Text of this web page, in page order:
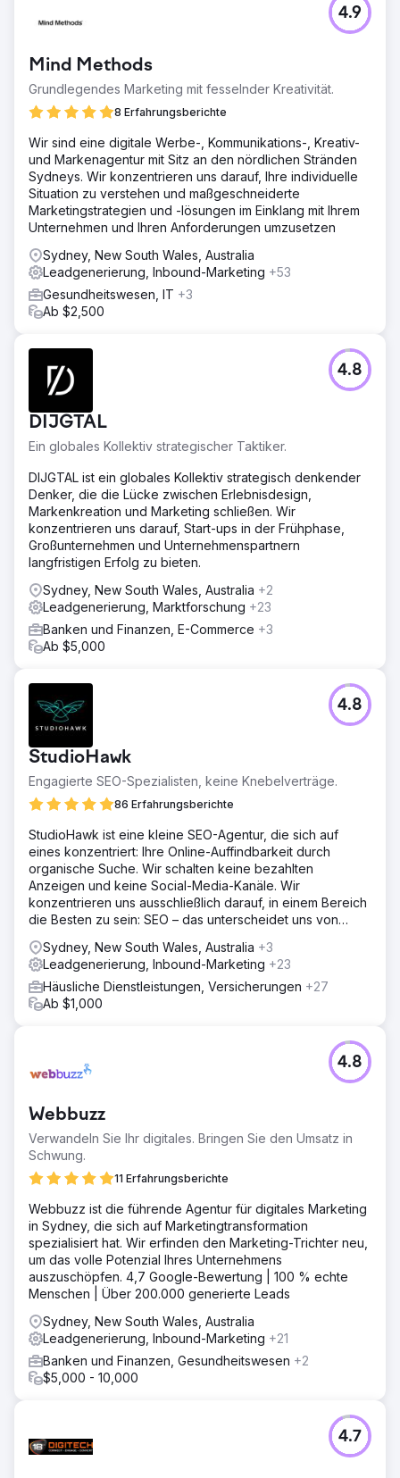
Mind Methods
Grundlegendes Marketing mit fesselnder Kreativität.
8 Erfahrungsberichte
4.9
Wir sind eine digitale Werbe-, Kommunikations-, Kreativ-
und Markenagentur mit Sitz an den nördlichen Stränden
Sydneys. Wir konzentrieren uns darauf, Ihre individuelle
Situation zu verstehen und maßgeschneiderte
Marketingstrategien und -lösungen im Einklang mit Ihrem
Unternehmen und Ihren Anforderungen umzusetzen
Sydney, New South Wales, Australia
Leadgenerierung, Inbound-Marketing +53
Gesundheitswesen, IT +3
Ab $2,500
DIJGTAL
Ein globales Kollektiv strategischer Taktiker.
4.8
DIJGTAL ist ein globales Kollektiv strategisch denkender
Denker, die die Lücke zwischen Erlebnisdesign,
Markenkreation und Marketing schließen. Wir
konzentrieren uns darauf, Start-ups in der Frühphase,
Großunternehmen und Unternehmenspartnern
langfristigen Erfolg zu bieten.
Sydney, New South Wales, Australia +2
Leadgenerierung, Marktforschung +23
Banken und Finanzen, E-Commerce +3
Ab $5,000
StudioHawk
Engagierte SEO-Spezialisten, keine Knebelverträge.
86 Erfahrungsberichte
4.8
StudioHawk ist eine kleine SEO-Agentur, die sich auf
eines konzentriert: Ihre Online-Auffindbarkeit durch
organische Suche. Wir schalten keine bezahlten
Anzeigen und keine Social-Media-Kanäle. Wir
konzentrieren uns ausschließlich darauf, in einem Bereich
die Besten zu sein: SEO – das unterscheidet uns von
Sydney, New South Wales, Australia +3
Leadgenerierung, Inbound-Marketing +23
Häusliche Dienstleistungen, Versicherungen +27
Ab $1,000
Webbuzz
Verwandeln Sie Ihr digitales. Bringen Sie den Umsatz in
Schwung.
11 Erfahrungsberichte
4.8
Webbuzz ist die führende Agentur für digitales Marketing
in Sydney, die sich auf Marketingtransformation
spezialisiert hat. Wir erfinden den Marketing-Trichter neu,
um das volle Potenzial Ihres Unternehmens
auszuschöpfen. 4,7 Google-Bewertung | 100 % echte
Menschen | Über 200.000 generierte Leads
Sydney, New South Wales, Australia
Leadgenerierung, Inbound-Marketing +21
Banken und Finanzen, Gesundheitswesen +2
$5,000 - 10,000
4.7